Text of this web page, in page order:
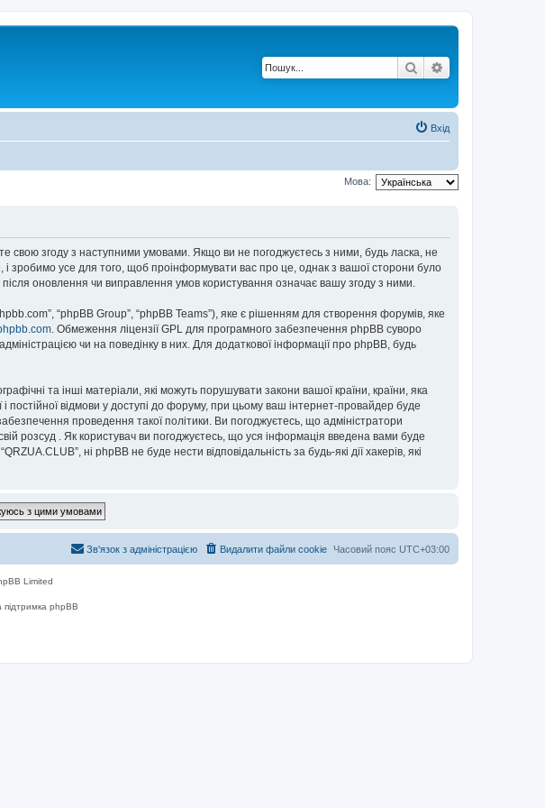
Пошук
Вхід
Мова:
свою згоду з наступними умовами. Якщо ви не погоджуєтесь з ними, будь ласка, не
зробимо усе для того, щоб проінформувати вас про це, однак з вашої сторони було
оновлення чи виправлення умов користування означає вашу згоду з ними.
“phpBB Group”, “phpBB Teams”), яке є рішенням для створення форумів, яке
. Обмеження ліцензії GPL для програмного забезпечення phpBB суворо
чи на поведінку в них. Для додаткової інформації про phpBB, будь
та інші матеріали, які можуть порушувати закони вашої країни, країни, яка
постійної відмови у доступі до форуму, при цьому ваш інтернет-провайдер буде
проведення такої політики. Ви погоджуєтесь, що адміністратори
розсуд . Як користувач ви погоджуєтесь, що уся інформація введена вами буде
ні phpBB не буде нести відповідальність за будь-які дії хакерів, які
Часовий пояс UTC+03:00
Видалити файли cookie
Зв'язок з адміністрацією
Limited
підтримка phpBB